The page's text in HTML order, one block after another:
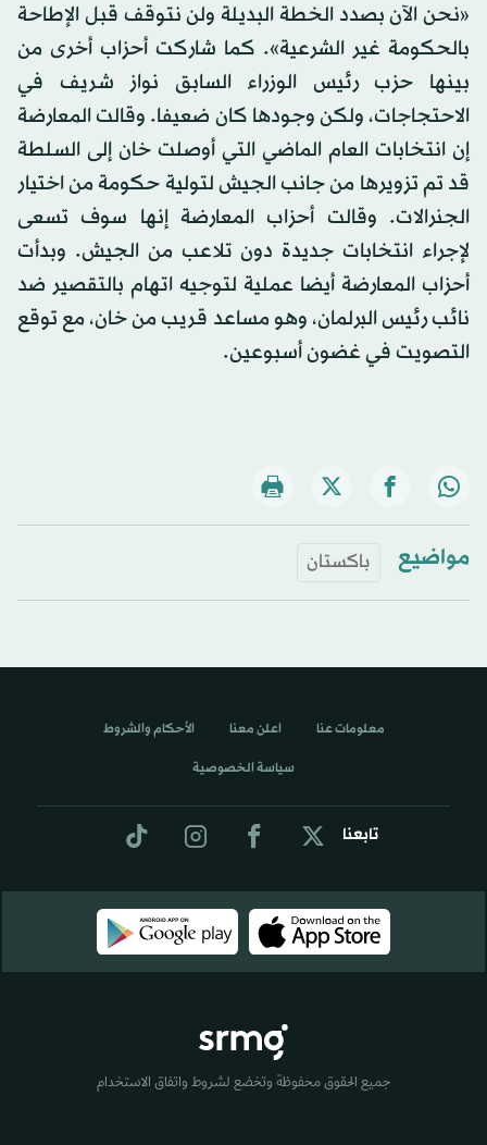
«نحن الآن بصدد الخطة البديلة ولن نتوقف قبل الإطاحة
بالحكومة غير الشرعية». كما شاركت أحزاب أخرى من
بينها حزب رئيس الوزراء السابق نواز شريف في
الاحتجاجات، ولكن وجودها كان ضعيفا. وقالت المعارضة
إن انتخابات العام الماضي التي أوصلت خان إلى السلطة
قد تم تزويرها من جانب الجيش لتولية حكومة من اختيار
الجنرالات. وقالت أحزاب المعارضة إنها سوف تسعى
لإجراء انتخابات جديدة دون تلاعب من الجيش. وبدأت
أحزاب المعارضة أيضا عملية لتوجيه اتهام بالتقصير ضد
نائب رئيس البرلمان، وهو مساعد قريب من خان، مع توقع
التصويت في غضون أسبوعين.
مواضيع باكستان
تابعنا
معلومات عنا اعلن معنا الأحكام والشروط
سياسة الخصوصية
جميع الحقوق محفوظة وتخضع لشروط واتفاق الاستخدام